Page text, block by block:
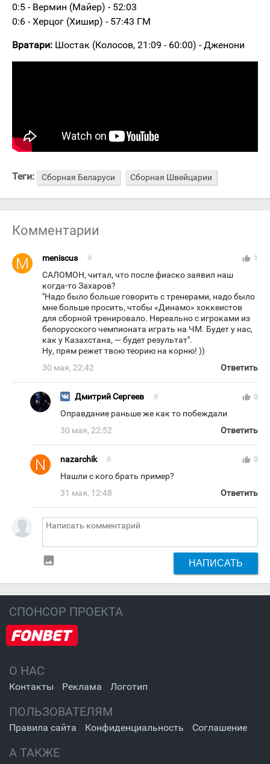
0:5 - Вермин (Майер) - 52:03
0:6 - Херцог (Хишир) - 57:43 ГМ
Вратари: Шостак (Колосов, 21:09 - 60:00) - Дженони
Теги: Сборная Беларуси Сборная Швейцарии
Комментарии
meniscus # thumb_up 1
САЛОМОН, читал, что после фиаско заявил наш
когда-то Захаров?
"Надо было больше говорить с тренерами, надо было
мне больше просить, чтобы «Динамо» хоккеистов
для сборной тренировало. Нереально с игроками из
белорусского чемпионата играть на ЧМ. Будет у нас,
как у Казахстана, — будет результат".
Ну, прям режет твою теорию на корню! ))
30 мая, 22:42
Ответить
Дмитрий Сергеев # thumb_up 0
Оправдание раньше же как то побеждали
30 мая, 22:52
Ответить
nazarchik # thumb_up 0
Нашли с кого брать пример?
31 мая, 12:48
Ответить
insert_photo НАПИСАТЬ
СПОНСОР ПРОЕКТА
О НАС
Контакты Реклама Логотип
ПОЛЬЗОВАТЕЛЯМ
Правила сайта Конфиденциальность Соглашение
А ТАКЖЕ